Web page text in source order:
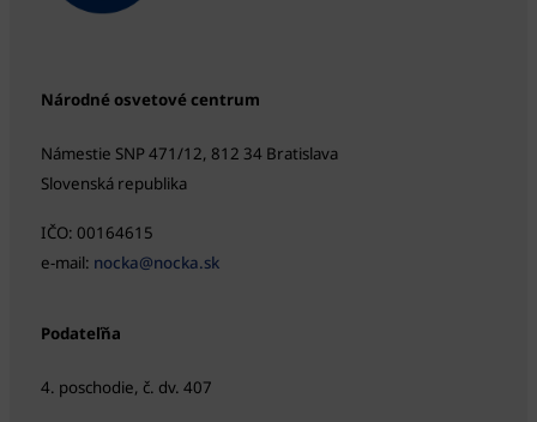
Národné osvetové centrum
Námestie SNP 471/12, 812 34 Bratislava
Slovenská republika
IČO: 00164615
e-mail: nocka@nocka.sk
Podateľňa
4. poschodie, č. dv. 407